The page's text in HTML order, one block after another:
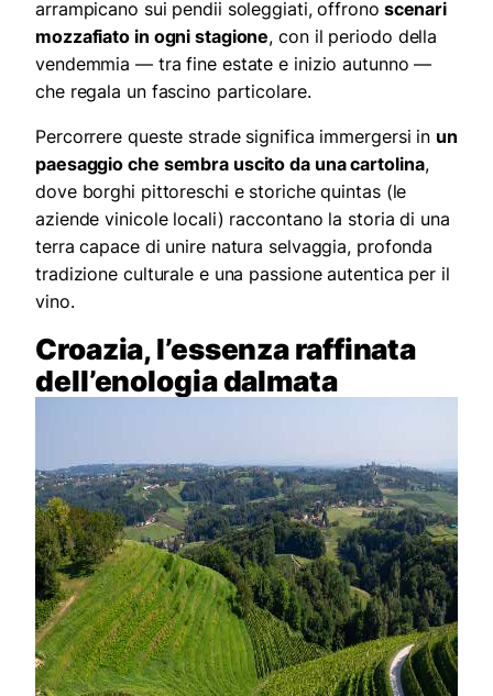
arrampicano sui pendii soleggiati, offrono scenari
mozzafiato in ogni stagione, con il periodo della
vendemmia — tra fine estate e inizio autunno —
che regala un fascino particolare.
Percorrere queste strade significa immergersi in un
paesaggio che sembra uscito da una cartolina,
dove borghi pittoreschi e storiche quintas (le
aziende vinicole locali) raccontano la storia di una
terra capace di unire natura selvaggia, profonda
tradizione culturale e una passione autentica per il
vino.
Croazia, l’essenza raffinata
dell’enologia dalmata